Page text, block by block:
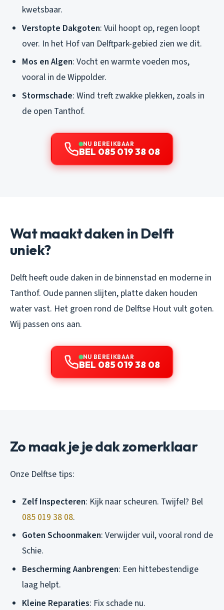
kwetsbaar.
Verstopte Dakgoten: Vuil hoopt op, regen loopt
over. In het Hof van Delftpark-gebied zien we dit.
Mos en Algen: Vocht en warmte voeden mos,
vooral in de Wippolder.
Stormschade: Wind treft zwakke plekken, zoals in
de open Tanthof.
NU BEREIKBAAR
BEL 085 019 38 08
Wat maakt daken in Delft
uniek?
Delft heeft oude daken in de binnenstad en moderne in
Tanthof. Oude pannen slijten, platte daken houden
water vast. Het groen rond de Delftse Hout vult goten.
Wij passen ons aan.
NU BEREIKBAAR
BEL 085 019 38 08
Zo maak je je dak zomerklaar
Onze Delftse tips:
Zelf Inspecteren: Kijk naar scheuren. Twijfel? Bel
085 019 38 08.
Goten Schoonmaken: Verwijder vuil, vooral rond de
Schie.
Bescherming Aanbrengen: Een hittebestendige
laag helpt.
Kleine Reparaties: Fix schade nu.